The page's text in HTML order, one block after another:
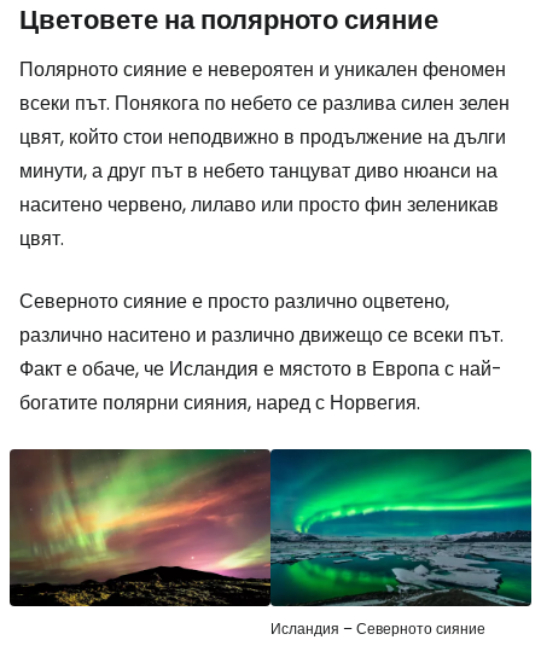
Цветовете на полярното сияние
Полярното сияние е невероятен и уникален феномен
всеки път. Понякога по небето се разлива силен зелен
цвят, който стои неподвижно в продължение на дълги
минути, а друг път в небето танцуват диво нюанси на
наситено червено, лилаво или просто фин зеленикав
цвят.
Северното сияние е просто различно оцветено,
различно наситено и различно движещо се всеки път.
Факт е обаче, че Исландия е мястото в Европа с най-
богатите полярни сияния, наред с Норвегия.
Исландия – Северното сияние